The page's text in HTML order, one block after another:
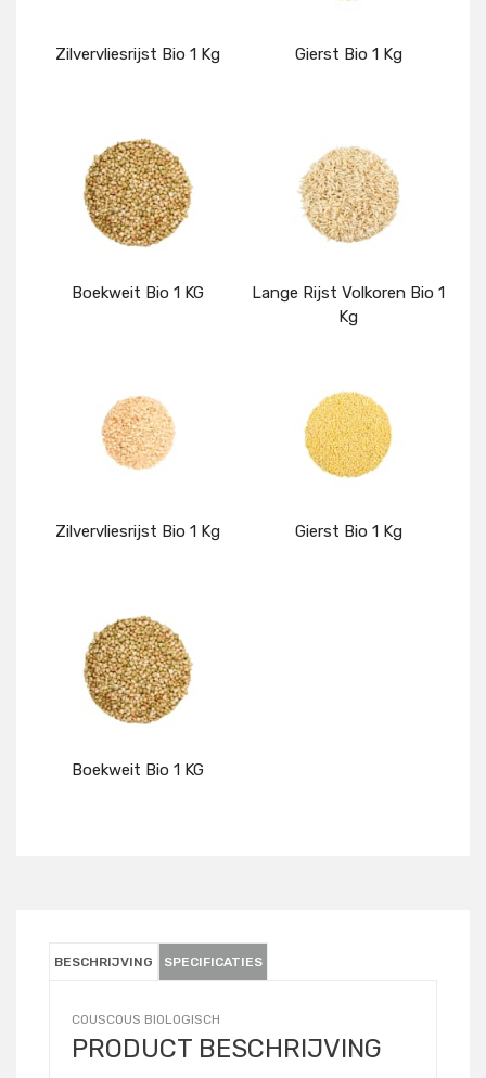
Zilvervliesrijst Bio 1 Kg
Details
Gierst Bio 1 Kg
Details
Boekweit Bio 1 KG
Lange Rijst Volkoren Bio 1
Kg
Zilvervliesrijst Bio 1 Kg
Details
Gierst Bio 1 Kg
Boekweit Bio 1 KG
BESCHRIJVING SPECIFICATIES
COUSCOUS BIOLOGISCH
PRODUCT BESCHRIJVING